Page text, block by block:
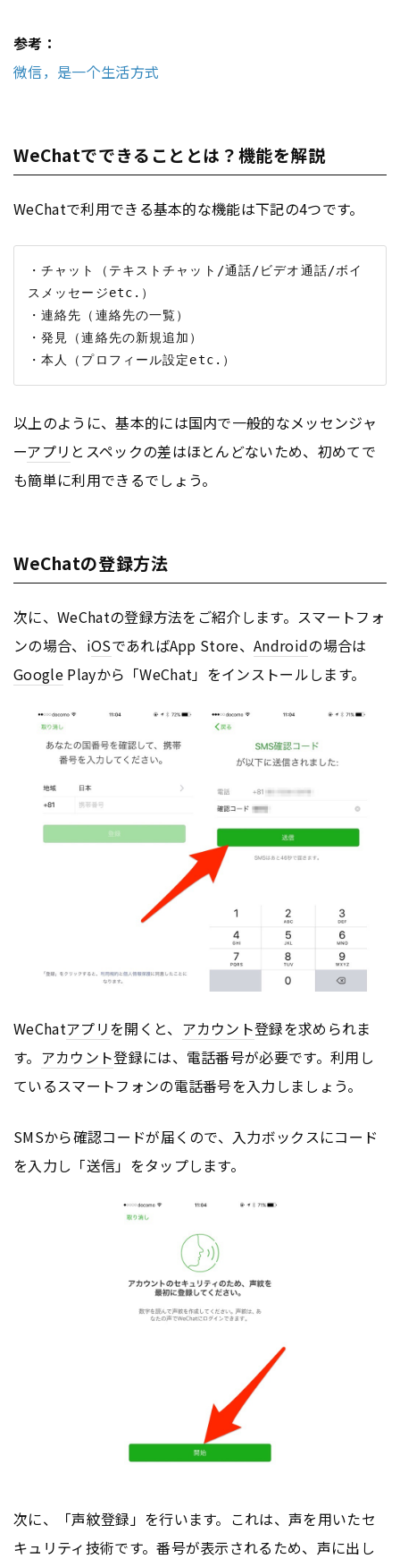
参考：
微信，是一个生活方式
WeChatでできることとは？機能を解説
WeChatで利用できる基本的な機能は下記の4つです。
・チャット（テキストチャット/通話/ビデオ通話/ボイ
スメッセージetc.）
・連絡先（連絡先の一覧）
・発見（連絡先の新規追加）
以上のように、基本的には国内で一般的なメッセンジャ
ーアプリ とスペックの差はほとんどないため、初めてで
も簡単に利用できるでしょう。
WeChatの登録方法
次に、WeChatの登録方法をご紹介します。スマートフォ
ンの場合、iOSであればApp Store、Androidの場合は
GooglePlayから「WeChat」をインストールします。
WeChatアプリを開くと、 アカウント登録を求められま
す。 アカウント登録には、電話番号が必要です。利用し
ているスマートフォンの電話番号を入力しましょう。
SMSから確認コードが届くので、入力ボックスにコード
を入力し「送信」をタップします。
次に、「声紋登録」を行います。これは、声を用いたセ
キュリティ技術です。番号が表示されるため、声に出し